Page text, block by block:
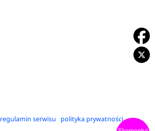
regulamin serwisu polityka prywatności